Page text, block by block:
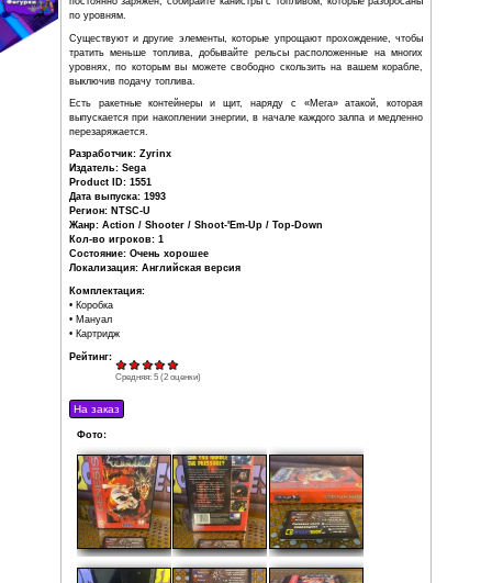
кнопку «B». Корабль все время, тащит
Чтобы пройти все 10 уровней игры, игрок должен
миссии, о которых рассказывается в рапорте, перед
уровня (за исключением последних трёх уровней).
включает спасение заключённых, и попутное
того, чтобы корабль мог перемещаться под
чужеродных боссов.
Ваш корабль имеет ограниченный топливный бак,
постоянно заряжен, собирайте канистры с топливом,
по уровням.
Существуют и другие элементы, которые упрощают
тратить меньше топлива, добывайте рельсы
уровнях, по которым вы можете свободно скользить
выключив подачу топлива.
Есть ракетные контейнеры и щит, наряду с «Мега»
выпускается при накоплении энергии, в начале каждого
перезаряжается.
Разработчик: Zyrinx
Издатель: Sega
Product ID: 1551
Дата выпуска: 1993
Регион: NTSC-U
Жанр: Action / Shooter / Shoot-'Em-Up / Top-Down
Кол-во игроков: 1
Состояние: Очень хорошее